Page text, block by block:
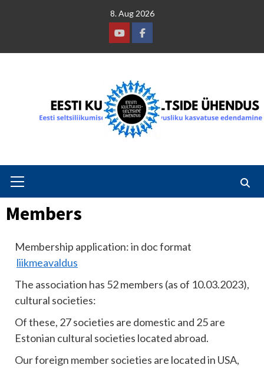
8. Aug 2026
YoutubeFacebook
Menu
Members
Membership application: in doc format
liikmeavaldus
The association has 52 members (as of 10.03.2023),
cultural societies:
Of these, 27 societies are domestic and 25 are
Estonian cultural societies located abroad.
Our foreign member societies are located in USA,